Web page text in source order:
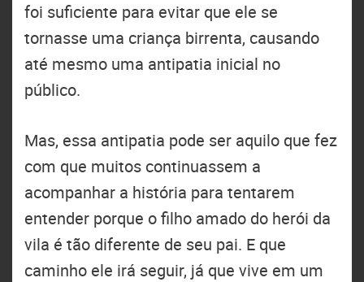
foi suficiente para evitar que ele se
tornasse uma criança birrenta, causando
até mesmo uma antipatia inicial no
público.
Mas, essa antipatia pode ser aquilo que fez
com que muitos continuassem a
acompanhar a história para tentarem
entender porque o filho amado do herói da
vila é tão diferente de seu pai. E que
caminho ele irá seguir, já que vive em um